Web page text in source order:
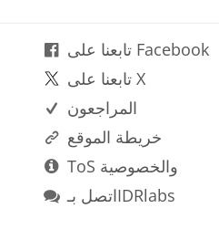
تابعنا على Facebook
تابعنا على X
المراجعون
خريطة الموقع
ToS والخصوصية
اتصل بـIDRlabs